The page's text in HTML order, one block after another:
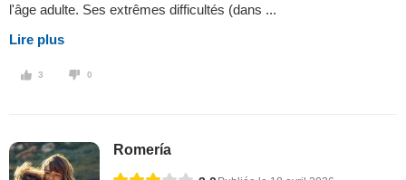
l'âge adulte. Ses extrêmes difficultés (dans ...
Lire plus
3 0
Romería